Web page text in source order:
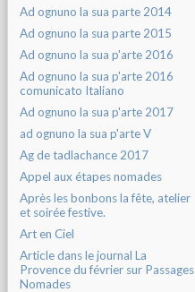
Ad ognuno la sua parte 2014
Ad ognuno la sua parte 2015
Ad ognuno la sua p'arte 2016
Ad ognuno la sua p'arte 2016
comunicato Italiano
Ad ognuno la sua p'arte 2017
ad ognuno la sua p'arte V
Ag de tadlachance 2017
Appel aux étapes nomades
Après les bonbons la fête, atelier
et soirée festive.
Art en Ciel
Article dans le journal La
Provence du février sur Passages
Nomades